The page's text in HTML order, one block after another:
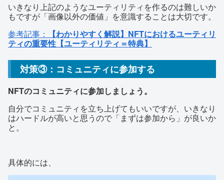
いきなり上記のようなユーティリティを作るのは難しいか
もですが「画像以外の価値」を意識することは大切です。
参考記事：
【わかりやすく解説】NFTにおけるユーティリ
ティの重要性【ユーティリティ＝特典】
対策③：コミュニティに参加する
NFTのコミュニティに参加しましょう。
自分でコミュニティを立ち上げてもいいですが、いきなり
はハードルが高いと思うので「まずは参加から」が良いか
と。
具体的には、